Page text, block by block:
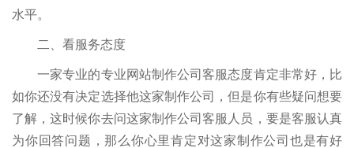
水平。
二、看服务态度
一家专业的专业网站制作公司客服态度肯定非常好，比
如你还没有决定选择他这家制作公司，但是你有些疑问想要
了解，这时候你去问这家制作公司客服人员，要是客服认真
为你回答问题，那么你心里肯定对这家制作公司也是有好